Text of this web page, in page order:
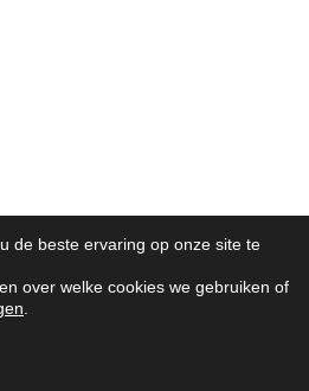
de beste ervaring op onze site te
over welke cookies we gebruiken of